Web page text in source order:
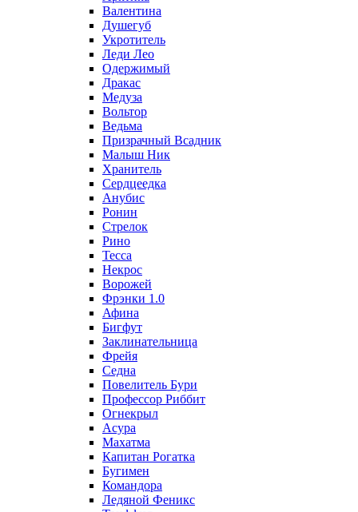
Валентина
Душегуб
Укротитель
Леди Лео
Одержимый
Дракас
Медуза
Вольтор
Ведьма
Призрачный Всадник
Малыш Ник
Хранитель
Сердцеедка
Анубис
Ронин
Стрелок
Рино
Тесса
Некрос
Ворожей
Фрэнки 1.0
Афина
Бигфут
Заклинательница
Фрейя
Седна
Повелитель Бури
Профеcсор Риббит
Огнекрыл
Асура
Махатма
Капитан Рогатка
Бугимен
Командора
Ледяной Феникс